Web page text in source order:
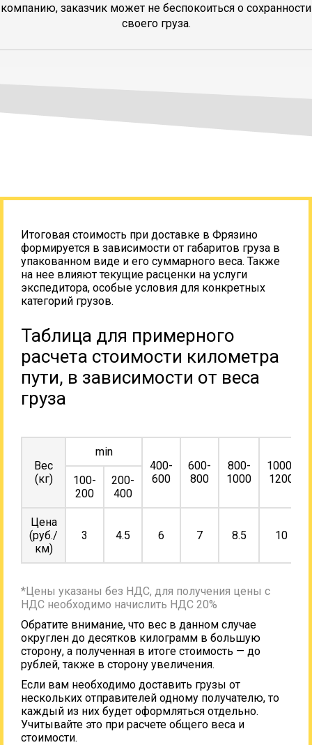
компанию, заказчик может не беспокоиться о сохранности
своего груза.
Итоговая стоимость при доставке в Фрязино
формируется в зависимости от габаритов груза в
упакованном виде и его суммарного веса. Также
на нее влияют текущие расценки на услуги
экспедитора, особые условия для конкретных
категорий грузов.
Таблица для примерного
расчета стоимости километра
пути, в зависимости от веса
груза
Вес
(кг)
min
400-
600
600-
800
800-
1000
1000-
1200
100-
200
200-
400
Цена
(руб./
км)
3 4.5 6 7 8.5 10
*Цены указаны без НДС, для получения цены с
НДС необходимо начислить НДС 20%
Обратите внимание, что вес в данном случае
округлен до десятков килограмм в большую
сторону, а полученная в итоге стоимость — до
рублей, также в сторону увеличения.
Если вам необходимо доставить грузы от
нескольких отправителей одному получателю, то
каждый из них будет оформляться отдельно.
Учитывайте это при расчете общего веса и
стоимости.